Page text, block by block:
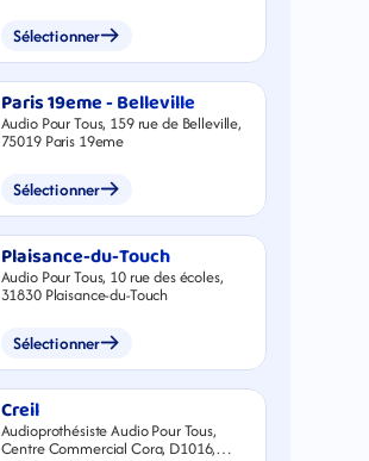
Sélectionner
Paris 19eme - Belleville
Audio Pour Tous, 159 rue de Belleville,
75019 Paris 19eme
Sélectionner
Plaisance-du-Touch
Audio Pour Tous, 10 rue des écoles,
31830 Plaisance-du-Touch
Sélectionner
Creil
Audioprothésiste Audio Pour Tous,
Centre Commercial Cora, D1016,